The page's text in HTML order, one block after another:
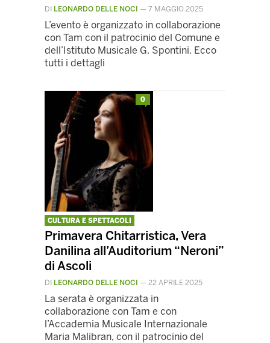
DI LEONARDO DELLE NOCI — 7 MAGGIO 2025
L’evento è organizzato in collaborazione
con Tam con il patrocinio del Comune e
dell’Istituto Musicale G. Spontini. Ecco
tutti i dettagli
0
CULTURA E SPETTACOLI
Primavera Chitarristica, Vera
Danilina all’Auditorium “Neroni”
di Ascoli
DI LEONARDO DELLE NOCI — 22 APRILE 2025
La serata è organizzata in
collaborazione con Tam e con
l’Accademia Musicale Internazionale
Maria Malibran, con il patrocinio del